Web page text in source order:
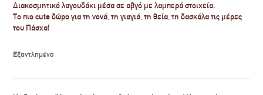
Διακοσμητικό λαγουδάκι μέσα σε αβγό με λαμπερά στοιχεία.
Το πιο cute δώρο για τη νονά, τη γιαγιά, τη θεία, τη δασκάλα τις μέρες
του Πάσχα!
Εξαντλημένο